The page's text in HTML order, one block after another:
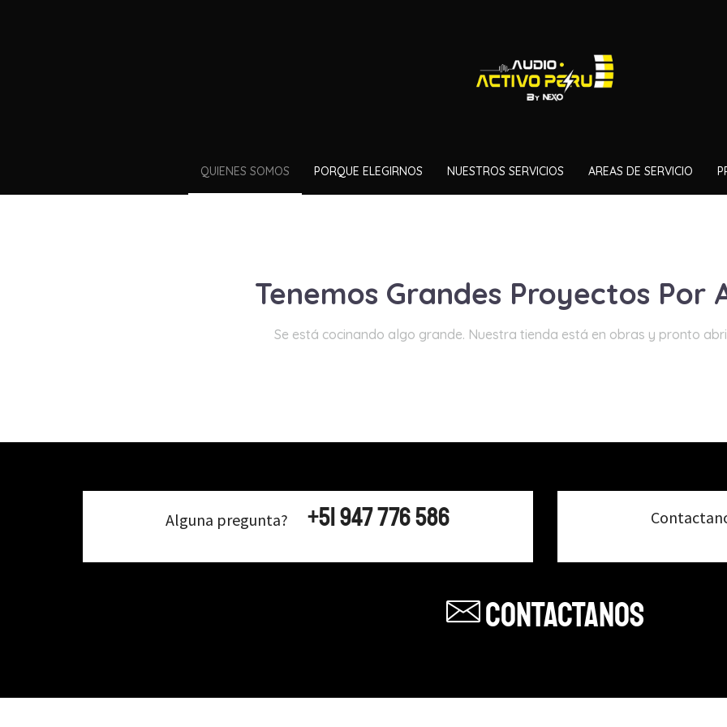
QUIENES SOMOS PORQUE ELEGIRNOS NUESTROS SERVICIOS AREAS DE SERVICIO
Tenemos Grandes Proyectos Por
Se está cocinando algo grande. Nuestra tienda está en obras y pronto
Alguna pregunta? +51 947 776 586
Contactanos